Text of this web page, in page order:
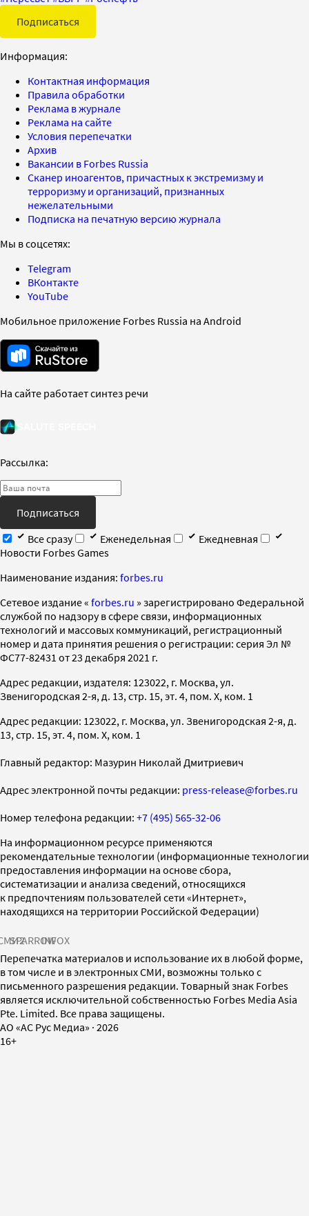
Подписаться
Информация:
Контактная информация
Правила обработки
Реклама в журнале
Реклама на сайте
Условия перепечатки
Архив
Вакансии в Forbes Russia
Сканер иноагентов, причастных к экстремизму и
терроризму и организаций, признанных
нежелательными
Подписка на печатную версию журнала
Мы в соцсетях:
Telegram
ВКонтакте
YouTube
Мобильное приложение Forbes Russia на Android
На сайте работает синтез речи
Рассылка:
Подписаться
Все сразу
Еженедельная
Ежедневная
Новости Forbes Games
Наименование издания: forbes.ru
Cетевое издание « forbes.ru » зарегистрировано Федеральной
службой по надзору в сфере связи, информационных
технологий и массовых коммуникаций, регистрационный
номер и дата принятия решения о регистрации: серия Эл №
ФС77-82431 от 23 декабря 2021 г.
Адрес редакции, издателя: 123022, г. Москва, ул.
Звенигородская 2-я, д. 13, стр. 15, эт. 4, пом. X, ком. 1
Адрес редакции: 123022, г. Москва, ул. Звенигородская 2-я, д.
13, стр. 15, эт. 4, пом. X, ком. 1
Главный редактор: Мазурин Николай Дмитриевич
Адрес электронной почты редакции: press-release@forbes.ru
Номер телефона редакции: +7 (495) 565-32-06
На информационном ресурсе применяются
рекомендательные технологии (информационные технологии
предоставления информации на основе сбора,
систематизации и анализа сведений, относящихся
к предпочтениям пользователей сети «Интернет»,
находящихся на территории Российской Федерации)
SPARROWINFOX
Перепечатка материалов и использование их в любой форме,
в том числе и в электронных СМИ, возможны только с
письменного разрешения редакции. Товарный знак Forbes
является исключительной собственностью Forbes Media Asia
Pte. Limited. Все права защищены.
AO «АС Рус Медиа» · 2026
16+